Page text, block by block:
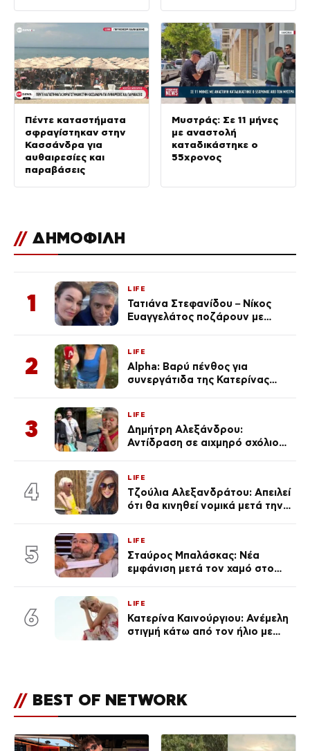
Πέντε καταστήματα
σφραγίστηκαν στην
Κασσάνδρα για
αυθαιρεσίες και
παραβάσεις
Μυστράς: Σε 11 μήνες
με αναστολή
καταδικάστηκε ο
55χρονος
// ΔΗΜΟΦΙΛΗ
1
LIFE
Τατιάνα Στεφανίδου – Νίκος
Ευαγγελάτος ποζάρουν με
2
LIFE
Alpha: Βαρύ πένθος για
συνεργάτιδα της Κατερίνας
του Θεού»
3
LIFE
Δημήτρη Αλεξάνδρου:
Αντίδραση σε αιχμηρό σχόλιο
4
LIFE
Τζούλια Αλεξανδράτου: Απειλεί
ότι θα κινηθεί νομικά μετά την
5
LIFE
Σταύρος Μπαλάσκας: Νέα
εμφάνιση μετά τον χαμό στο
6
LIFE
Κατερίνα Καινούργιου: Ανέμελη
στιγμή κάτω από τον ήλιο με
// BEST OF NETWORK